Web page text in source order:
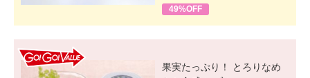
49%OFF
果実たっぷり！ とろりなめ